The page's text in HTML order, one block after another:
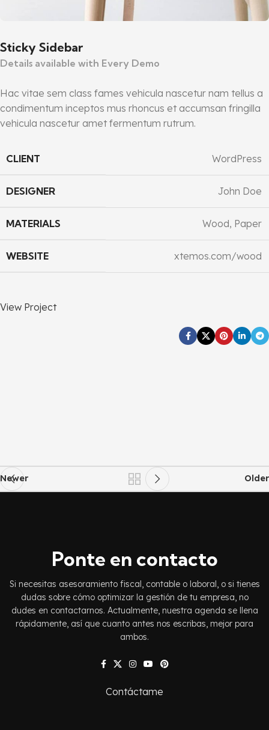
Sticky Sidebar
Details available with Every Demo
Hac vitae sem class fames vehicula nascetur nam tellus a
condimentum inceptos mus rhoncus et accumsan fringilla
vehicula nascetur amet fermentum rutrum.
CLIENT WordPress
DESIGNER John Doe
MATERIALS Wood, Paper
WEBSITE xtemos.com/wood
View Project
Newer Older
Ponte en contacto
Si necesitas asesoramiento fiscal, contable o laboral, o si tienes
dudas sobre cómo optimizar la gestión de tu empresa, no
dudes en contactarnos. Actualmente, nuestra agenda se llena
rápidamente, así que cuanto antes nos escribas, mejor para
ambos.
Contáctame